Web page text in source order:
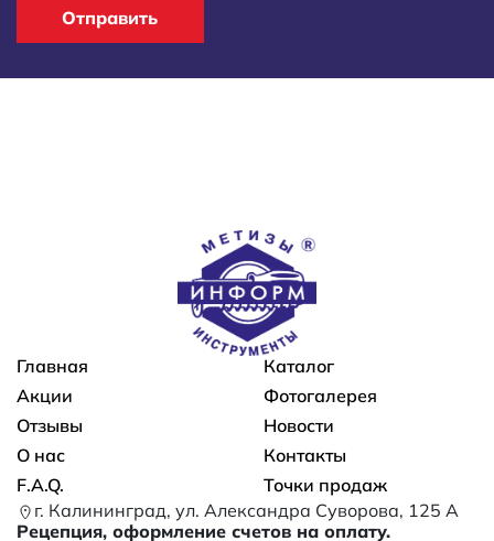
Отправить
Основная навигация
Главная
Каталог
Акции
Фотогалерея
Отзывы
Новости
О нас
Контакты
F.A.Q.
Точки продаж
г. Калининград, ул. Александра Суворова, 125 А
Рецепция, оформление счетов на оплату.